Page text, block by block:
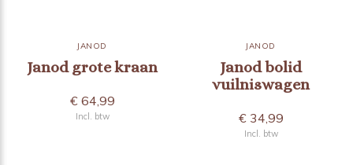
JANOD
Janod grote kraan
€ 64,99
Incl. btw
JANOD
Janod bolid
vuilniswagen
€ 34,99
Incl. btw